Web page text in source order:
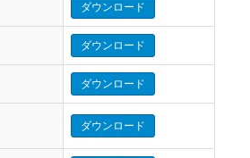
ダウンロード
ダウンロード
ダウンロード
ダウンロード